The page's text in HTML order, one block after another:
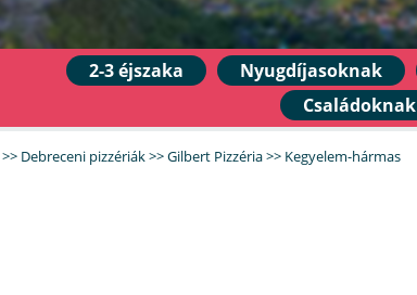
2-3 éjszaka Nyugdíjasoknak
Családoknak
>> Debreceni pizzériák>>Gilbert Pizzéria>> Kegyelem-hármas